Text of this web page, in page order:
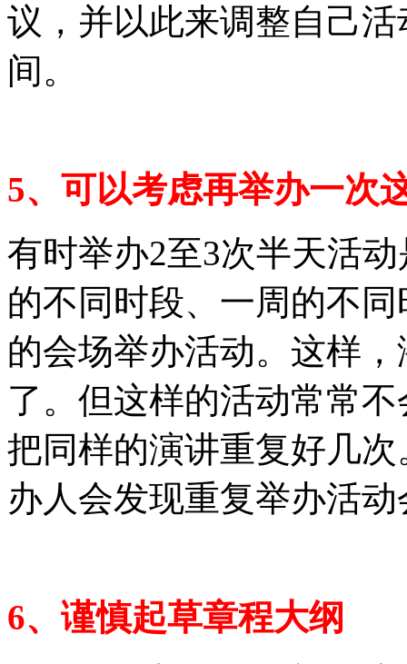
议，并以此来调整自己
间。
5、可以考虑再举办一次
有时举办2至3次半天活
的不同时段、一周的不
的会场举办活动。这样
了。但这样的活动常常
把同样的演讲重复好几
办人会发现重复举办活
6、谨慎起草章程大纲